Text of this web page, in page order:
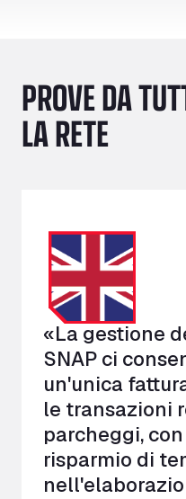
PROVE DA
LA RETE
«La gestione
SNAP ci
un'unica
le transazioni
parcheggi,
risparmio di